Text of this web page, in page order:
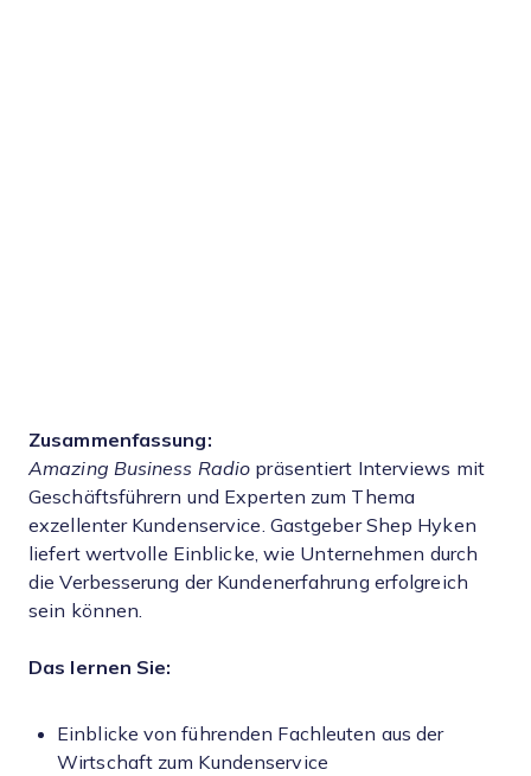
Zusammenfassung:
Amazing Business Radio präsentiert Interviews mit
Geschäftsführern und Experten zum Thema
exzellenter Kundenservice. Gastgeber Shep Hyken
liefert wertvolle Einblicke, wie Unternehmen durch
die Verbesserung der Kundenerfahrung erfolgreich
sein können.
Das lernen Sie:
Einblicke von führenden Fachleuten aus der
Wirtschaft zum Kundenservice